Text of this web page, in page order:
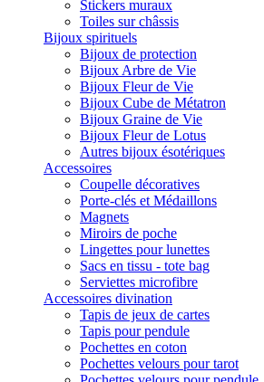
Stickers muraux
Toiles sur châssis
Bijoux spirituels
Bijoux de protection
Bijoux Arbre de Vie
Bijoux Fleur de Vie
Bijoux Cube de Métatron
Bijoux Graine de Vie
Bijoux Fleur de Lotus
Autres bijoux ésotériques
Accessoires
Coupelle décoratives
Porte-clés et Médaillons
Magnets
Miroirs de poche
Lingettes pour lunettes
Sacs en tissu - tote bag
Serviettes microfibre
Accessoires divination
Tapis de jeux de cartes
Tapis pour pendule
Pochettes en coton
Pochettes velours pour tarot